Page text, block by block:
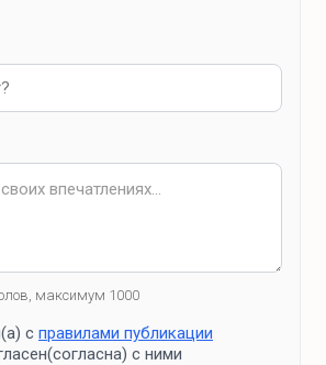
максимум 1000
с правилами публикации
с ними